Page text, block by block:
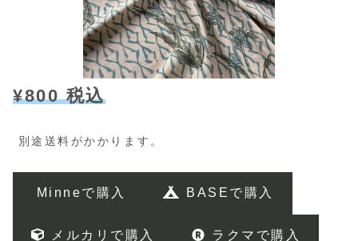
¥800 税込
別途送料がかかります。
Minneで購入 BASEで購入
メルカリで購入 ラクマで購入